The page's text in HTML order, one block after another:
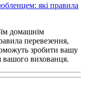
які правила
домашнім
перевезення,
зробити вашу
вихованця.